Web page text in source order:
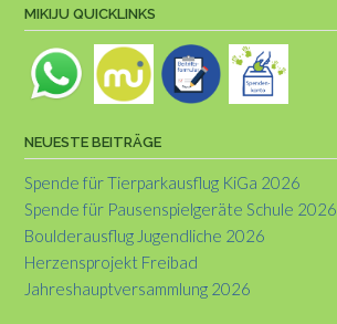
MIKIJU QUICKLINKS
NEUESTE BEITRÄGE
Spende für Tierparkausflug KiGa 2026
Spende für Pausenspielgeräte Schule 2026
Boulderausflug Jugendliche 2026
Herzensprojekt Freibad
Jahreshauptversammlung 2026